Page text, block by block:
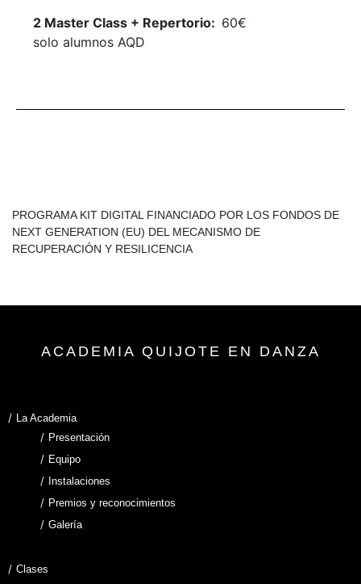
2 Master Class + Repertorio: 60€
solo alumnos AQD
PROGRAMA KIT DIGITAL FINANCIADO POR LOS FONDOS DE
NEXT GENERATION (EU) DEL MECANISMO DE
RECUPERACIÓN Y RESILICENCIA
ACADEMIA QUIJOTE EN DANZA
La Academia
Presentación
Equipo
Instalaciones
Premios y reconocimientos
Galería
Clases